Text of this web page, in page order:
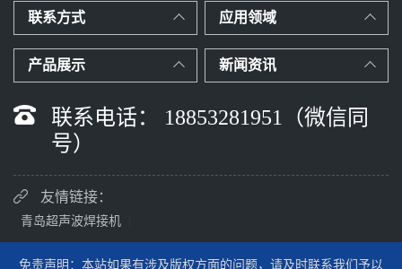
联系方式 应用领域
产品展示 新闻资讯
联系电话： 18853281951（微信同
号）
友情链接：
青岛超声波焊接机
免责声明：本站如果有涉及版权方面的问题，请及时联系我们予以